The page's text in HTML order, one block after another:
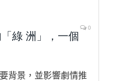
0
綠 洲」，一個
背景，並影響劇情推